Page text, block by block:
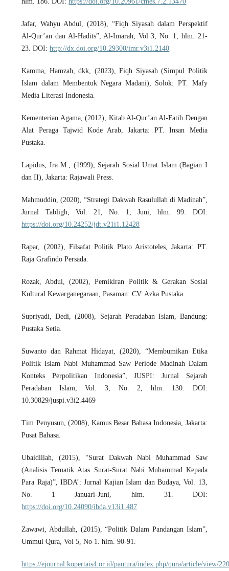
Jafar, Wahyu Abdul, (2018), “Fiqh Siyasah dalam Perspektif
Al-Qur’an dan Al-Hadits”, Al-Imarah, Vol 3, No. 1, hlm. 21-
23. DOI:http://dx.doi.org/10.29300/imr.v3i1.2140
Kamma, Hamzah, dkk, (2023), Fiqh Siyasah (Simpul Politik
Islam dalam Membentuk Negara Madani), Solok: PT. Mafy
Media Literasi Indonesia.
Kementerian Agama, (2012), Kitab Al-Qur’an Al-Fatih Dengan
Alat Peraga Tajwid Kode Arab, Jakarta: PT. Insan Media
Pustaka.
Lapidus, Ira M., (1999), Sejarah Sosial Umat Islam (Bagian I
dan II), Jakarta: Rajawali Press.
Mahmuddin, (2020), “Strategi Dakwah Rasulullah di Madinah”,
Jurnal Tabligh, Vol. 21, No. 1, Juni, hlm. 99. DOI:
https://doi.org/10.24252/jdt.v21i1.12428
Rapar, (2002), Filsafat Politik Plato Aristoteles, Jakarta: PT.
Raja Grafindo Persada.
Rozak, Abdul, (2002), Pemikiran Politik & Gerakan Sosial
Kultural Kewarganegaraan, Pasaman: CV. Azka Pustaka.
Supriyadi, Dedi, (2008), Sejarah Peradaban Islam, Bandung:
Pustaka Setia.
Suwanto dan Rahmat Hidayat, (2020), “Membumikan Etika
Politik Islam Nabi Muhammad Saw Periode Madinah Dalam
Konteks Perpolitikan Indonesia”, JUSPI: Jurnal Sejarah
Peradaban Islam, Vol. 3, No. 2, hlm. 130. DOI:
10.30829/juspi.v3i2.4469
Tim Penyusun, (2008), Kamus Besar Bahasa Indonesia, Jakarta:
Pusat Bahasa.
Ubaidillah, (2015), “Surat Dakwah Nabi Muhammad Saw
(Analisis Tematik Atas Surat-Surat Nabi Muhammad Kepada
Para Raja)”, IBDA’: Jurnal Kajian Islam dan Budaya, Vol. 13,
No. 1 Januari-Juni, hlm. 31. DOI:
https://doi.org/10.24090/ibda.v13i1.487
Zawawi, Abdullah, (2015), “Politik Dalam Pandangan Islam”,
Ummul Qura, Vol 5, No 1. hlm. 90-91.
https://ejournal.kopertais4.or.id/pantura/index.php/qura/article/view/